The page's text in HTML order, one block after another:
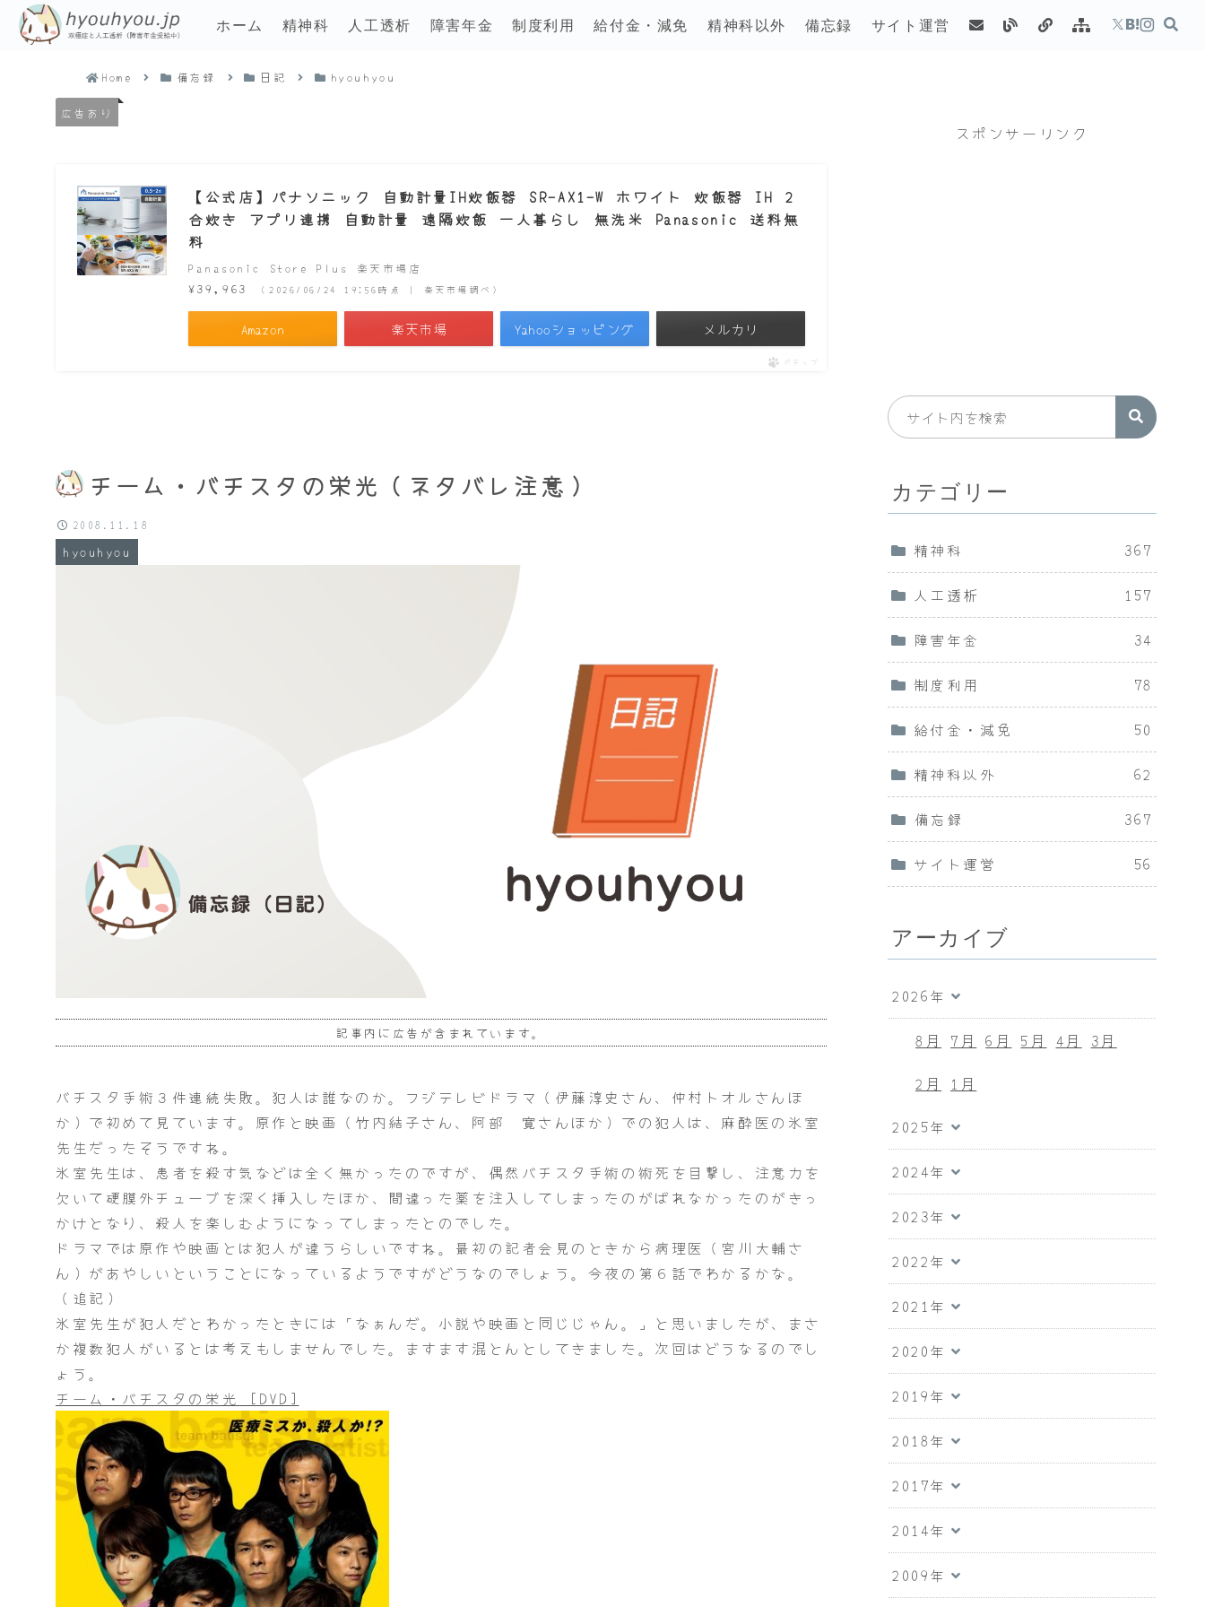
ホーム 精神科 人工透析 障害年金 制度利用 給付金・減免 精神科以外 備忘録 サイト運営
Home 備忘録 日記 hyouhyou
広告あり
チーム・バチスタの栄光（ネタバレ注意）
hyouhyou
2008.11.18
記事内に広告が含まれています。
【公式店】パナソニック 自動計量IH炊飯器 SR-AX1-W ホワイト 炊飯器 IH 2
合炊き アプリ連携 自動計量 遠隔炊飯 一人暮らし 無洗米 Panasonic 送料無
料
Panasonic Store Plus 楽天市場店
¥39,963 （2026/06/24 19:56時点 | 楽天市場調べ）
Amazon 楽天市場 Yahooショッピング メルカリ
ポチップ
バチスタ手術３件連続失敗。犯人は誰なのか。フジテレビドラマ（伊藤淳史さん、仲村トオルさんほ
か）で初めて見ています。原作と映画（竹内結子さん、阿部 寛さんほか）での犯人は、麻酔医の氷室
先生だったそうですね。
氷室先生は、患者を殺す気などは全く無かったのですが、偶然バチスタ手術の術死を目撃し、注意力を
欠いて硬膜外チューブを深く挿入したほか、間違った薬を注入してしまったのがばれなかったのがきっ
かけとなり、殺人を楽しむようになってしまったとのでした。
ドラマでは原作や映画とは犯人が違うらしいですね。最初の記者会見のときから病理医（宮川大輔さ
ん）があやしいということになっているようですがどうなのでしょう。今夜の第６話でわかるかな。
（追記）
氷室先生が犯人だとわかったときには「なぁんだ。小説や映画と同じじゃん。」と思いましたが、まさ
か複数犯人がいるとは考えもしませんでした。ますます混とんとしてきました。次回はどうなるのでし
ょう。
チーム・バチスタの栄光 [DVD]
スポンサーリンク
カテゴリー
精神科 367
人工透析 157
障害年金 34
制度利用 78
給付金・減免 50
精神科以外 62
備忘録 367
サイト運営 56
アーカイブ
2026年
8月 7月 6月 5月 4月
3月
2月
1月
2025年
2024年
2023年
2022年
2021年
2020年
2019年
2018年
2017年
2014年
2009年